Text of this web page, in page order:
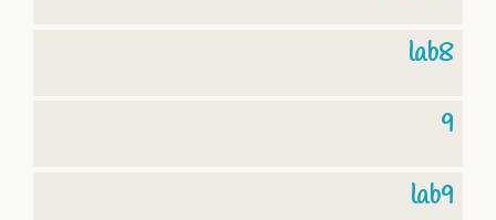
lab8
9
lab9